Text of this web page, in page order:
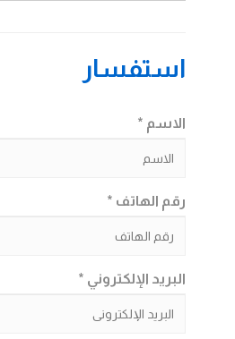
استفسار
الاسم *
رقم الهاتف *
البريد الإلكتروني *